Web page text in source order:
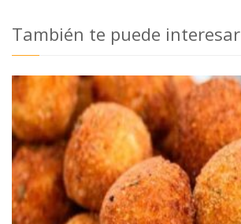
También te puede interesar